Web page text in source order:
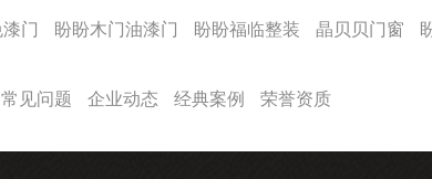
门 盼盼木门油漆门 盼盼福临整装 晶贝贝门窗
常见问题 企业动态 经典案例 荣誉资质